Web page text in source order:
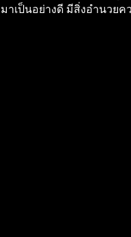
มาเป็นอย่างดี มีสิ่งอำนวย